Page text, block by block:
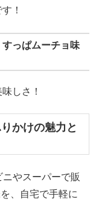
！
っぱムーチョ味
しさ！
かけの魅力と
ニやスーパーで販
、自宅で手軽に